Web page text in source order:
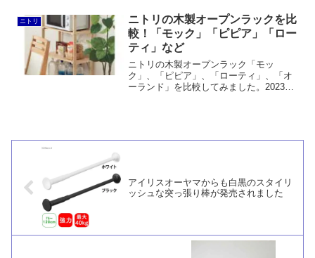
た。総じてニトリのほうが少し安いもの
の、防錆性能や耐荷重を考えるとあまり
オススメできません。
ニトリ
ニトリの木製オープンラックを比
較！「モック」「ピピア」「ロー
ティ」など
ニトリの木製オープンラック「モッ
ク」、「ピピア」、「ローティ」、「オ
ーランド」を比較してみました。2023年8
アイリスオーヤマからも白黒のスタイリ
ッシュな突っ張り棒が発売されました